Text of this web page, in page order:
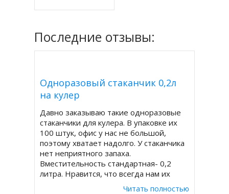
Последние отзывы:
Одноразовый стаканчик 0,2л
на кулер
Давно заказываю такие одноразовые
стаканчики для кулера. В упаковке их
100 штук, офис у нас не большой,
поэтому хватает надолго. У стаканчика
нет неприятного запаха.
Вместительность стандартная- 0,2
литра. Нравится, что всегда нам их
доставляют в целостной плотной
Читать полностью